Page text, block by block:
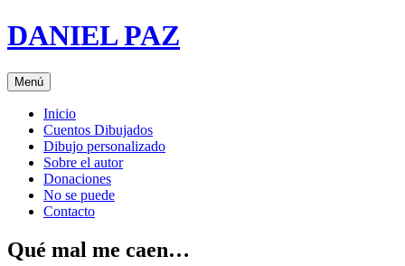
Saltar
al
DANIEL PAZ
Menú
Inicio
Cuentos Dibujados
Dibujo personalizado
Sobre el autor
Donaciones
No se puede
Contacto
Qué mal me caen…